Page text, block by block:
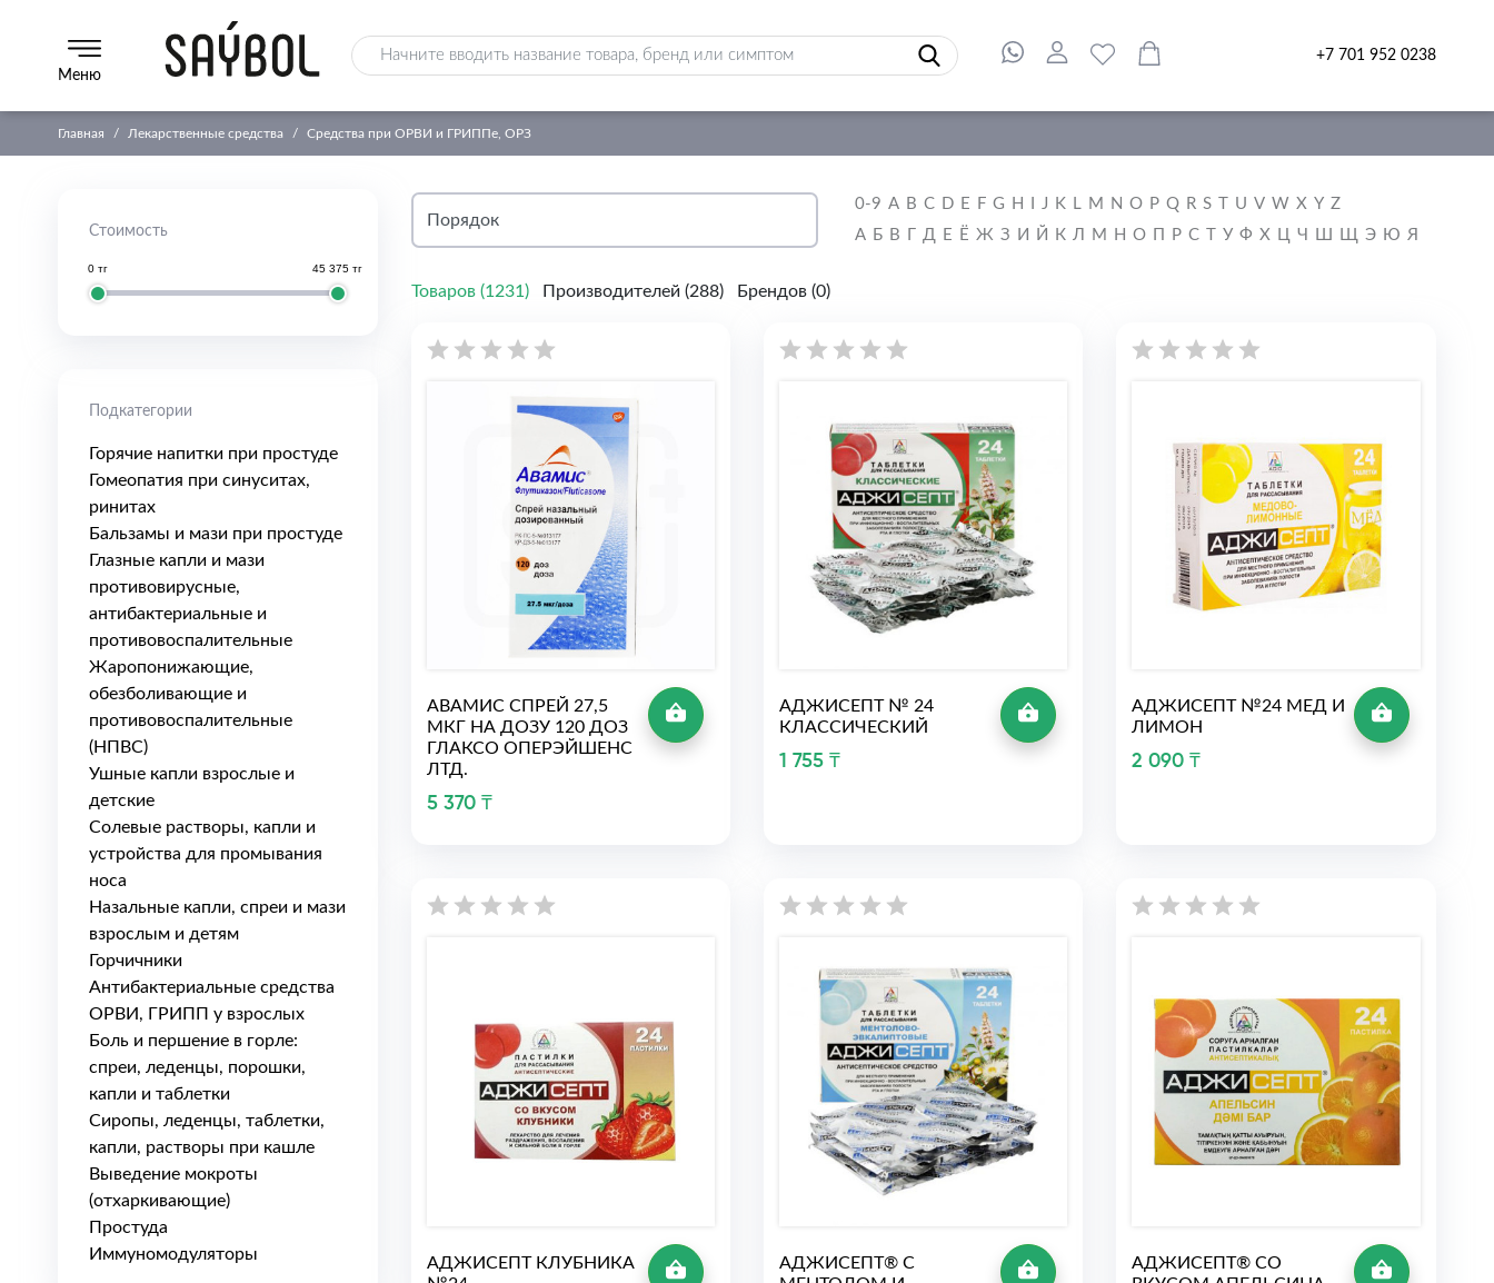
Меню
+7 701 952 0238
Главная Лекарственные средства Средства при ОРВИ и ГРИППе, ОРЗ
Стоимость
0 тг 45 375 тг
Подкатегории
Горячие напитки при простуде
Гомеопатия при синуситах,
ринитах
Бальзамы и мази при простуде
Глазные капли и мази
противовирусные,
антибактериальные и
противовоспалительные
Жаропонижающие,
обезболивающие и
противовоспалительные
(НПВС)
Ушные капли взрослые и
детские
Солевые растворы, капли и
устройства для промывания
носа
Назальные капли, спреи и мази
взрослым и детям
Горчичники
Антибактериальные средства
ОРВИ, ГРИПП у взрослых
Боль и першение в горле:
спреи, леденцы, порошки,
капли и таблетки
Сиропы, леденцы, таблетки,
капли, растворы при кашле
Выведение мокроты
(отхаркивающие)
Простуда
Иммуномодуляторы
0-9 A B C D E F G H J K L M N O P Q R S U V W X Y Z
А Б В Д Е Ё Ж З И Й К Л М Н О Р С У Ф Х Ц Ч Ш Щ Э Ю Я
Товаров (1231 ) Производителей (288) Брендов (0)
АВАМИС СПРЕЙ 27,5
МКГ НА ДОЗУ 120 ДОЗ
ГЛАКСО ОПЕРЭЙШЕНС
ЛТД.
5 370 ₸
АДЖИСЕПТ № 24
КЛАССИЧЕСКИЙ
1 755 ₸
АДЖИСЕПТ №24 МЕД И
ЛИМОН
2 090 ₸
АДЖИСЕПТ КЛУБНИКА
АДЖИСЕПТ® С
АДЖИСЕПТ® СО